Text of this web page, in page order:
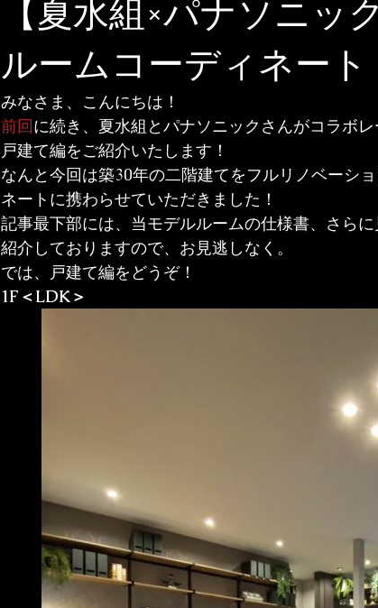
【夏水組×パナソニッ
ルームコーディネー
みなさま、こんにちは！
前回に続き、夏水組とパナソニックさんがコラボ
戸建て編をご紹介いたします！
なんと今回は築30年の二階建てをフルリノベーシ
ネートに携わらせていただきました！
記事最下部には、当モデルルームの仕様書、さら
紹介しておりますので、お見逃しなく。
では、戸建て編をどうぞ！
1F＜LDK＞